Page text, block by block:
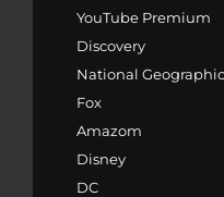
YouTube Premium
Discovery
National Geographic
Fox
Amazom
Disney
DC